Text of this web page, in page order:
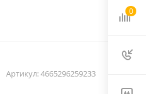
Артикул:4665296259233
0